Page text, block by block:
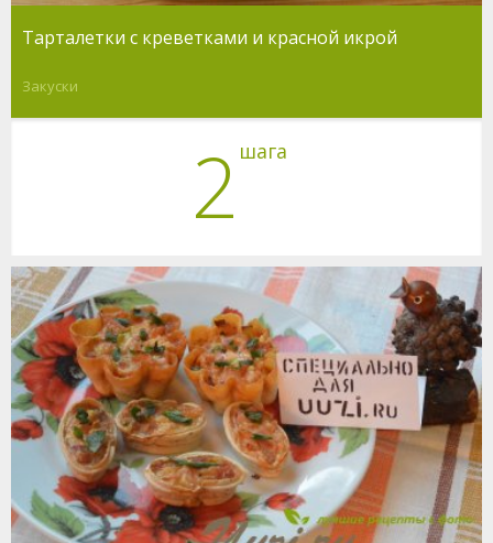
Тарталетки с креветками и красной икрой
Закуски
2 шага